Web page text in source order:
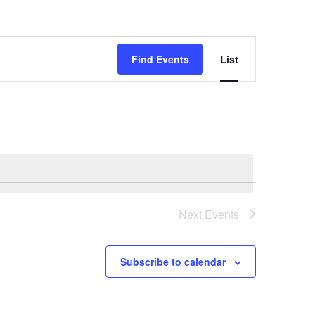
Find Events
Views
Navigation
List
Next Events
Subscribe to calendar